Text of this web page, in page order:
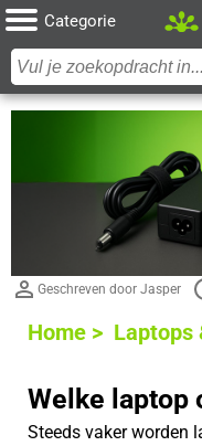
Categorie
Geschreven door Jasper
Home > Laptops
Welke laptop
Steeds vaker worden